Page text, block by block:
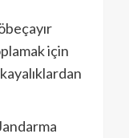
için